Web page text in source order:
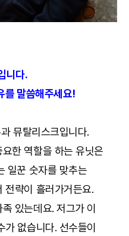
니다.
를 말씀해주세요!
뮤탈리스크입니다.
한 역할을 하는 유닛은
일꾼 숫자를 맞추는
전략이 흘러가거든요.
있는데요. 저그가 이
없습니다. 선수들이